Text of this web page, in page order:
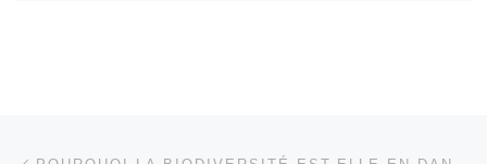
Parcourir les articles